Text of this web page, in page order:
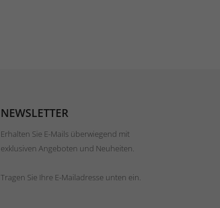
NEWSLETTER
Erhalten Sie E-Mails überwiegend mit
exklusiven Angeboten und Neuheiten.
Tragen Sie Ihre E-Mailadresse unten ein.